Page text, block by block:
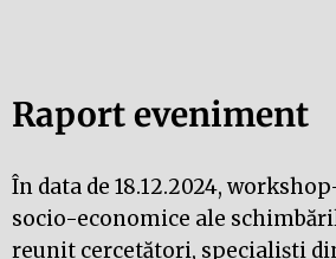
Raport eveniment
În data de 18.12.2024,
socio-economice ale
reunit cercetători, specialiști